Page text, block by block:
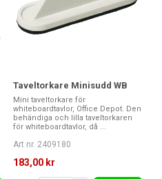
Taveltorkare Minisudd WB
Mini taveltorkare för
whiteboardtavlor, Office Depot. Den
behändiga och lilla taveltorkaren
för whiteboardtavlor, då ...
Art nr. 2409180
183,00 kr